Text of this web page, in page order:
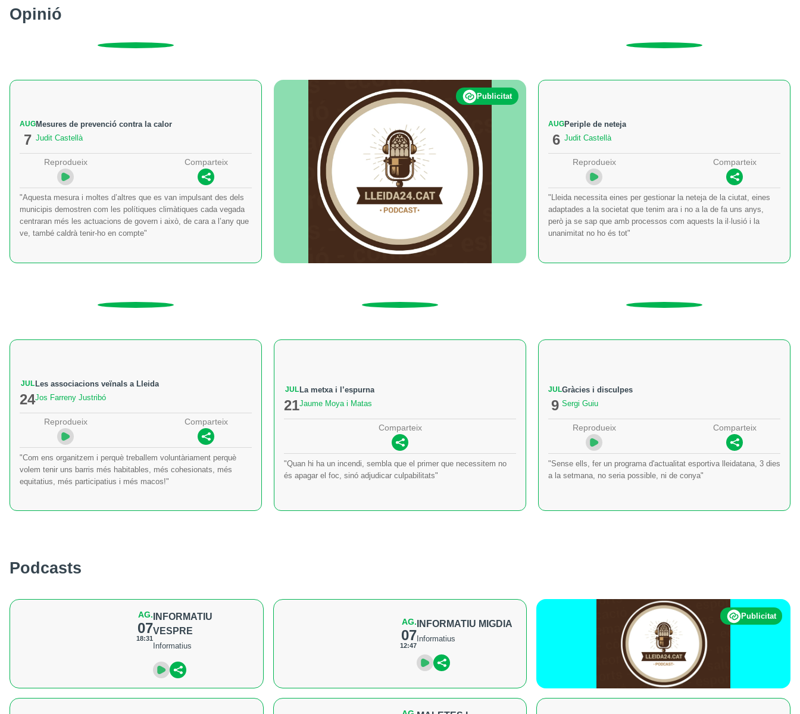
Opinió
AUG
7
Mesures de prevenció contra la calor
Judit Castellà
Reprodueix Comparteix
"Aquesta mesura i moltes d’altres que es van impulsant des dels
municipis demostren com les polítiques climàtiques cada vegada
centraran més les actuacions de govern i això, de cara a l’any que
ve, també caldrà tenir-ho en compte"
Publicitat
AUG
6
Periple de neteja
Judit Castellà
Reprodueix Comparteix
"Lleida necessita eines per gestionar la neteja de la ciutat, eines
adaptades a la societat que tenim ara i no a la de fa uns anys,
però ja se sap que amb processos com aquests la il·lusió i la
unanimitat no ho és tot"
JUL
24
Les associacions veïnals a Lleida
Jos Farreny Justribó
Reprodueix Comparteix
"Com ens organitzem i perquè treballem voluntàriament perquè
volem tenir uns barris més habitables, més cohesionats, més
equitatius, més participatius i més macos!"
JUL
21
La metxa i l’espurna
Jaume Moya i Matas
Comparteix
"Quan hi ha un incendi, sembla que el primer que necessitem no
és apagar el foc, sinó adjudicar culpabilitats"
JUL
9
Gràcies i disculpes
Sergi Guiu
Reprodueix Comparteix
"Sense ells, fer un programa d'actualitat esportiva lleidatana, 3 dies
a la setmana, no seria possible, ni de conya"
Podcasts
AG.
07
18:31
INFORMATIU
VESPRE
Informatius
AG.
07
12:47
INFORMATIU MIGDIA
Informatius
Publicitat